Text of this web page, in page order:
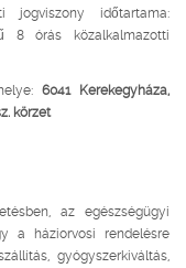
jogviszony időtartama:
8 órás közalkalmazotti
6041 Kerekegyháza,
körzet
az egészségügyi
a háziorvosi rendelésre
gyógyszerkiváltás,